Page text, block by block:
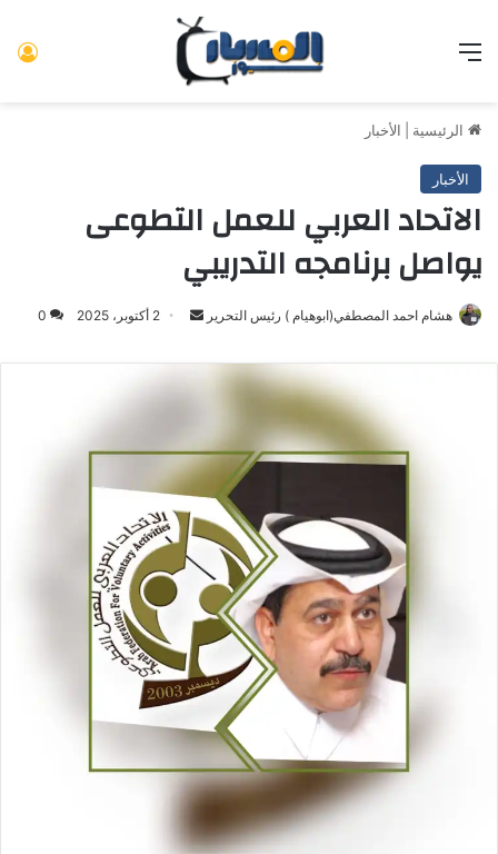
الرئيسية الأخبار
الأخبار
الاتحاد العربي للعمل التطوعى
يواصل برنامجه التدريبي
هشام احمد المصطفي(ابوهيام ) رئيس التحرير
أرسل2 أكتوبر، 2025 0